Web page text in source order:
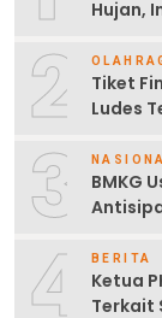
Hujan,
2
Tiket
Ludes
3
BMKG
4 BERITA
Ketua
Terkait